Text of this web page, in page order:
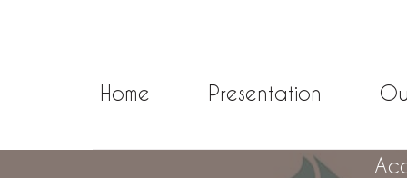
Home Presentation